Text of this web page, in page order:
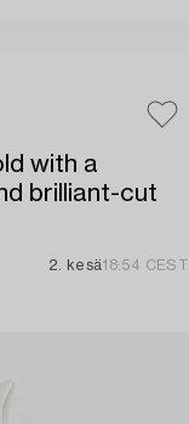
with a
brilliant-cut
2. kesä18:54 CEST